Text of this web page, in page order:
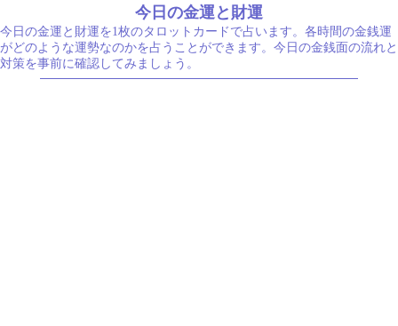
今日の金運と財運
今日の金運と財運を1枚のタロットカードで占います。各時間の金銭運
がどのような運勢なのかを占うことができます。今日の金銭面の流れと
対策を事前に確認してみましょう。